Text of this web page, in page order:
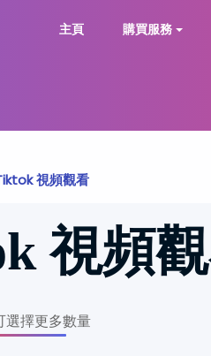
主頁 購買服務
視頻觀看
視頻
選擇更多數量